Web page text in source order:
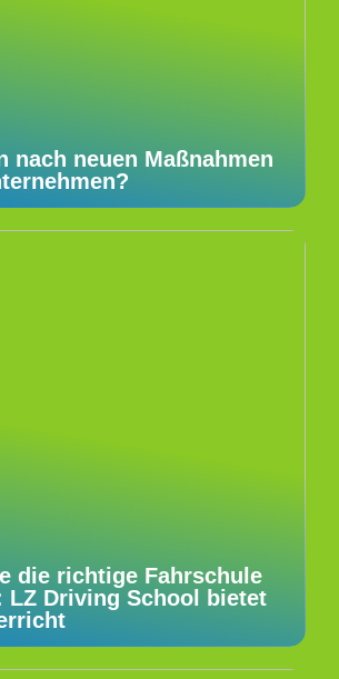
nach neuen Maßnahmen
die richtige Fahrschule
LZ Driving School bietet